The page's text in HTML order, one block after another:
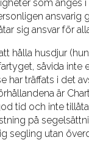
som anges i
ansvarig
sig ansvar för
hålla husdjur
såvida inte
har träffats i det
är
tid och inte
på
segling utan